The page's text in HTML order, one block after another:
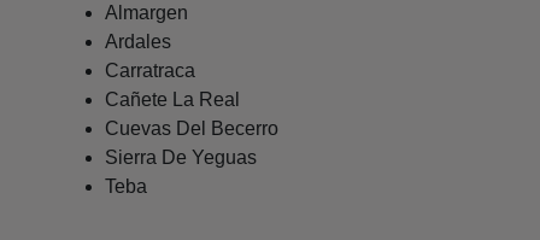
Almargen
Ardales
Carratraca
Cañete La Real
Cuevas Del Becerro
Sierra De Yeguas
Teba